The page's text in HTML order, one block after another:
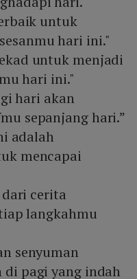
untuk
hari ini."
untuk menjadi
hari ini."
hari akan
sepanjang hari.”
adalah
mencapai
cerita
langkahmu
senyuman
pagi yang indah